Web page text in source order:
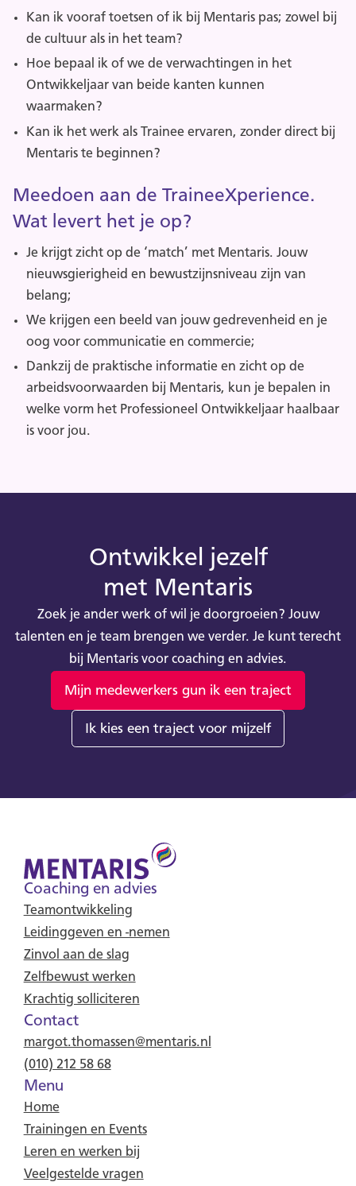
Kan ik vooraf toetsen of ik bij Mentaris pas; zowel bij
de cultuur als in het team?
Hoe bepaal ik of we de verwachtingen in het
Ontwikkeljaar van beide kanten kunnen
waarmaken?
Kan ik het werk als Trainee ervaren, zonder direct bij
Mentaris te beginnen?
Meedoen aan de TraineeXperience.
Wat levert het je op?
Je krijgt zicht op de ‘match’ met Mentaris. Jouw
nieuwsgierigheid en bewustzijnsniveau zijn van
belang;
We krijgen een beeld van jouw gedrevenheid en je
oog voor communicatie en commercie;
Dankzij de praktische informatie en zicht op de
arbeidsvoorwaarden bij Mentaris, kun je bepalen in
welke vorm het Professioneel Ontwikkeljaar haalbaar
is voor jou.
Ontwikkel jezelf
met Mentaris
Zoek je ander werk of wil je doorgroeien? Jouw
talenten en je team brengen we verder. Je kunt terecht
bij Mentaris voor coaching en advies.
Mijn medewerkers gun ik een traject
Ik kies een traject voor mijzelf
Coaching en advies
Teamontwikkeling
Leidinggeven en -nemen
Zinvol aan de slag
Zelfbewust werken
Krachtig solliciteren
Contact
margot.thomassen@mentaris.nl
(010) 212 58 68
Menu
Home
Trainingen en Events
Leren en werken bij
Veelgestelde vragen